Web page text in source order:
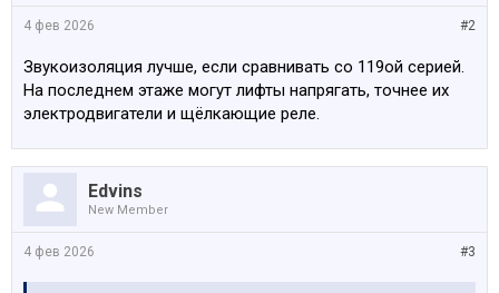
#2
4 фев 2026
Звукоизоляция лучше, если сравнивать со 119ой серией.
На последнем этаже могут лифты напрягать, точнее их
электродвигатели и щёлкающие реле.
Edvins
New Member
#3
4 фев 2026